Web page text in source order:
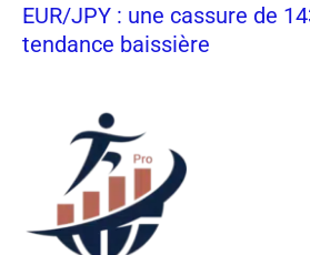
EUR/JPY : une cassure de
tendance baissière